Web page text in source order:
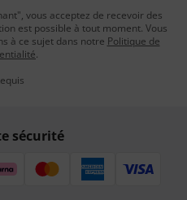
vous acceptez de recevoir des
est possible à tout moment. Vous
à ce sujet dans notre Politique de
.
sécurité